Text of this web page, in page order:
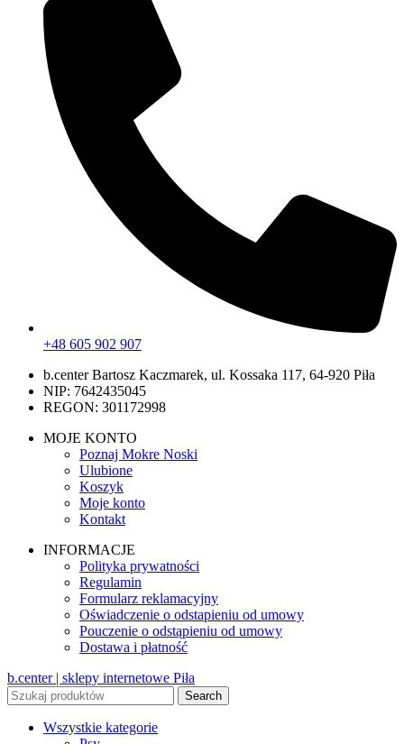
+48 605 902 907
b.center Bartosz Kaczmarek, ul. Kossaka 117, 64-920 Piła
NIP: 7642435045
REGON: 301172998
MOJE KONTO
Poznaj Mokre Noski
Ulubione
Koszyk
Moje konto
Kontakt
INFORMACJE
Polityka prywatności
Regulamin
Formularz reklamacyjny
Oświadczenie o odstapieniu od umowy
Pouczenie o odstąpieniu od umowy
Dostawa i płatność
b.center | sklepy internetowe Piła
Search
Wszystkie kategorie